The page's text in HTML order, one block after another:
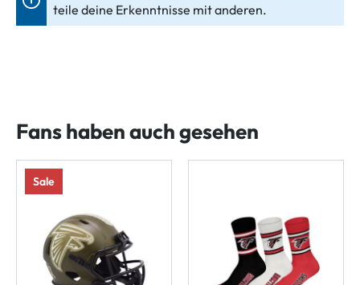
teile deine Erkenntnisse mit anderen.
Fans haben auch gesehen
Sale